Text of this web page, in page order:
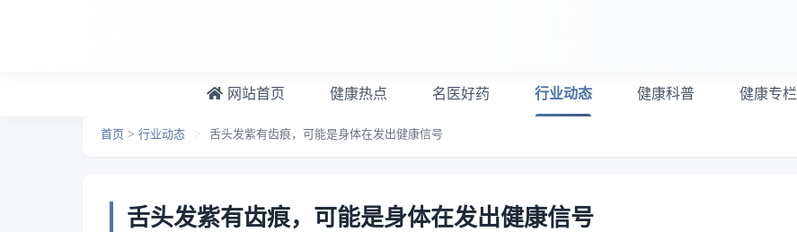
网站首页 健康热点 名医好药 行业动态 健康科普 健康专栏
首页 > 行业动态 > 舌头发紫有齿痕，可能是身体在发出健康信号
舌头发紫有齿痕，可能是身体在发出健康信号